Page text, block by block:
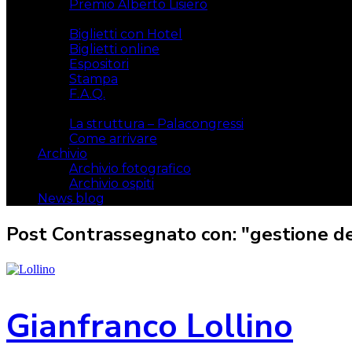
Premio Alberto Lisiero
Biglietti con Hotel
Biglietti online
Espositori
Stampa
F.A.Q.
La struttura – Palacongressi
Come arrivare
Archivio
Archivio fotografico
Archivio ospiti
News blog
Post Contrassegnato con: "gestione
Gianfranco Lollino